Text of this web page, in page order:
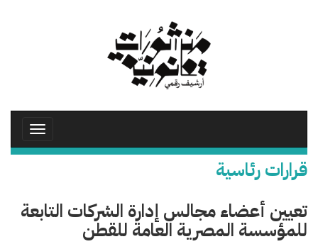
Toggle
قرارات رئاسية
تعيين أعضاء مجالس إدارة الشركات التابعة
للمؤسسة المصرية العامة للقطن